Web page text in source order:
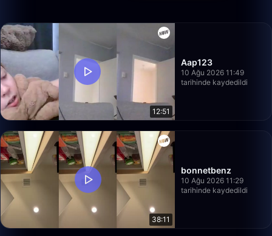
12:51
Aap123
10 Ağu 2026 11:49
tarihinde kaydedildi
38:11
bonnetbenz
10 Ağu 2026 11:29
tarihinde kaydedildi